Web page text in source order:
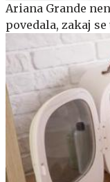
Ariana Grande
povedala, zakaj